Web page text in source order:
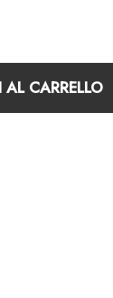
CARRELLO